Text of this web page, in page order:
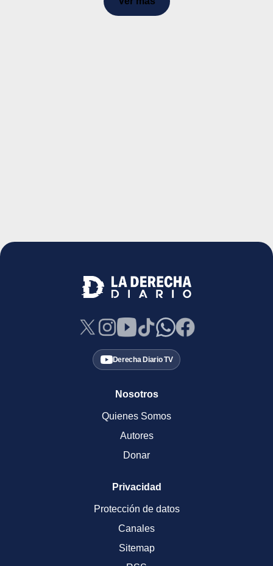
Derecha Diario TV
Nosotros
Quienes Somos
Autores
Donar
Privacidad
Protección de datos
Canales
Sitemap